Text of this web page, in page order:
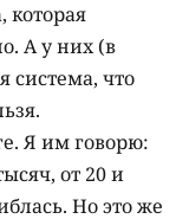
которая
А у них (в
система, что
Я им говорю:
от 20 и
Но это же